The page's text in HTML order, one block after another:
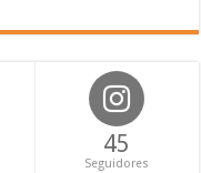
45
Seguidores